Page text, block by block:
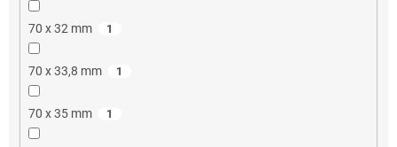
70 x 32 mm 1
70 x 33,8 mm 1
70 x 35 mm 1